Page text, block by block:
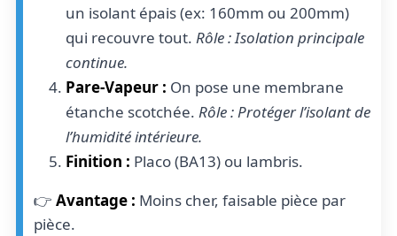
un isolant épais (ex: 160mm ou 200mm)
qui recouvre tout. Rôle : Isolation principale
continue.
Pare-Vapeur : On pose une membrane
étanche scotchée. Rôle : Protéger l’isolant de
l’humidité intérieure.
Finition : Placo (BA13) ou lambris.
👉 Avantage : Moins cher, faisable pièce par
pièce.